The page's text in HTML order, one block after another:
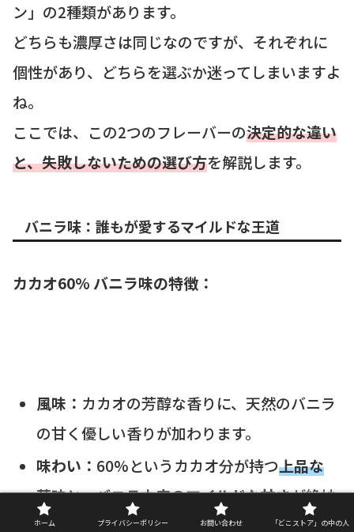
ン」の2種類があります。
どちらも濃厚さは同じなのですが、それぞれに
個性があり、どちらを選ぶか迷ってしまいますよ
ね。
ここでは、この2つのフレーバーの決定的な違い
と、失敗しないための選び方を解説します。
バニラ味：誰もが愛するマイルドな王道
カカオ60% バニラ味の特徴：
風味： カカオの芳醇な香りに、天然のバニラ
の甘く優しい香りが加わります。
味わい： 60%というカカオ分が持つ上品な
苦味と、バニラ由来のマイルドな甘さが絶妙
に調和しています。
ホーム プライバシーポリシー お問い合わせ 「どこストア」の中の人